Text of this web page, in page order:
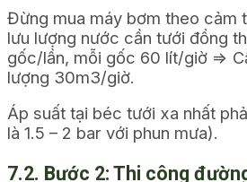
Đừng mua máy bơm theo cảm
lưu lượng nước cần tưới đồng
gốc/lần, mỗi gốc 60 lít/giờ =>
lượng 30m3/giờ.
Áp suất tại béc tưới xa nhất
là 1.5 – 2 bar với phun mưa).
7.2. Bước 2: Thi công